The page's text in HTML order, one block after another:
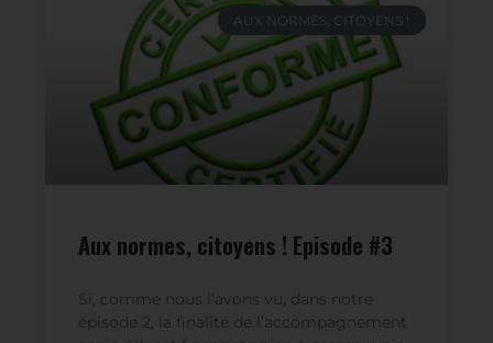
AUX NORMES, CITOYENS !
Aux normes, citoyens ! Episode #3